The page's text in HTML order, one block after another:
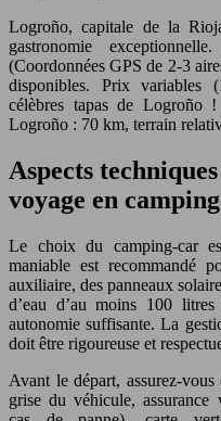
Logroño, capitale de la
gastronomie
(Coordonnées GPS de 2-3
disponibles. Prix variables
célèbres tapas de Logroño
Logroño : 70 km, terrain
Aspects
voyage en
Le choix du camping-car
maniable est recommandé
auxiliaire, des panneaux
d’eau d’au moins 100
autonomie suffisante. La
doit être rigoureuse et
Avant le départ, assurez-
grise du véhicule, assurance